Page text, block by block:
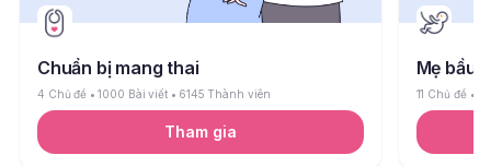
Chuẩn bị mang thai
4 Chủ đề 1000 Bài viết 6145 Thành viên
Tham gia
Mẹ bầu
11 Chủ đề